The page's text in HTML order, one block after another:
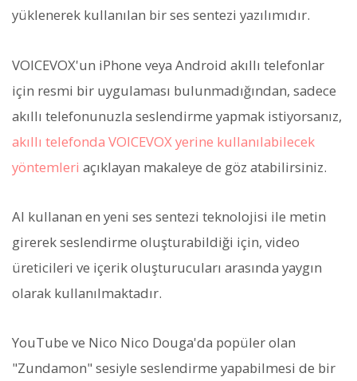
yüklenerek kullanılan bir ses sentezi yazılımıdır.
VOICEVOX'un iPhone veya Android akıllı telefonlar
için resmi bir uygulaması bulunmadığından, sadece
akıllı telefonunuzla seslendirme yapmak istiyorsanız,
akıllı telefonda VOICEVOX yerine kullanılabilecek
yöntemleri açıklayan makaleye de göz atabilirsiniz.
AI kullanan en yeni ses sentezi teknolojisi ile metin
girerek seslendirme oluşturabildiği için, video
üreticileri ve içerik oluşturucuları arasında yaygın
olarak kullanılmaktadır.
YouTube ve Nico Nico Douga'da popüler olan
"Zundamon" sesiyle seslendirme yapabilmesi de bir